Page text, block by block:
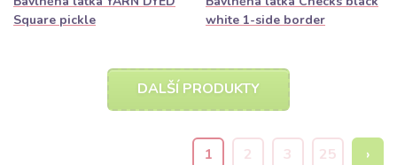
Square pickle
white 1-side border
DALŠÍ PRODUKTY
1 2 3 25 ›